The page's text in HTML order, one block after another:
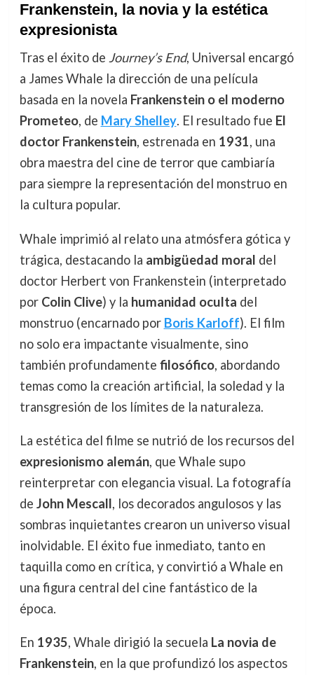
Frankenstein, la novia y la estética
expresionista
Tras el éxito de Journey’s End, Universal encargó
a James Whale la dirección de una película
basada en la novela Frankenstein o el moderno
Prometeo, de Mary Shelley. El resultado fue El
doctor Frankenstein, estrenada en 1931, una
obra maestra del cine de terror que cambiaría
para siempre la representación del monstruo en
la cultura popular.
Whale imprimió al relato una atmósfera gótica y
trágica, destacando la ambigüedad moral del
doctor Herbert von Frankenstein (interpretado
por Colin Clive) y la humanidad oculta del
monstruo (encarnado por Boris Karloff). El film
no solo era impactante visualmente, sino
también profundamente filosófico, abordando
temas como la creación artificial, la soledad y la
transgresión de los límites de la naturaleza.
La estética del filme se nutrió de los recursos del
expresionismo alemán, que Whale supo
reinterpretar con elegancia visual. La fotografía
de John Mescall, los decorados angulosos y las
sombras inquietantes crearon un universo visual
inolvidable. El éxito fue inmediato, tanto en
taquilla como en crítica, y convirtió a Whale en
una figura central del cine fantástico de la
época.
En 1935, Whale dirigió la secuela La novia de
Frankenstein, en la que profundizó los aspectos